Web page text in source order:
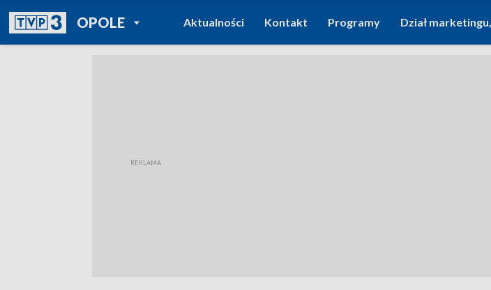
OPOLEPOWRÓT DO
TVP REGIONY
Aktualności Kontakt Programy Dział